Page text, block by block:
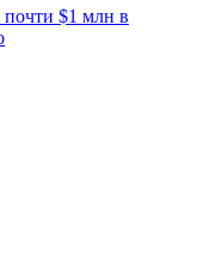
$1 млн в